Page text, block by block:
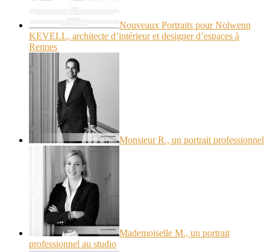
Nouveaux Portraits pour Nolwenn
KEVELL, architecte d’intérieur et designer d’espaces à
Rennes
Monsieur R., un portrait professionnel
Mademoiselle M., un portrait
professionnel au studio